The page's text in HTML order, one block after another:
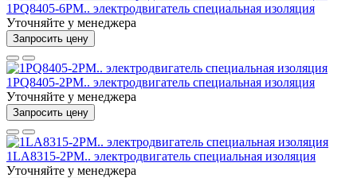
1PQ8405-6PM.. электродвигатель специальная изоляция
Уточняйте у менеджера
Запросить цену
1PQ8405-2PM.. электродвигатель специальная изоляция
Уточняйте у менеджера
Запросить цену
1LA8315-2PM.. электродвигатель специальная изоляция
Уточняйте у менеджера